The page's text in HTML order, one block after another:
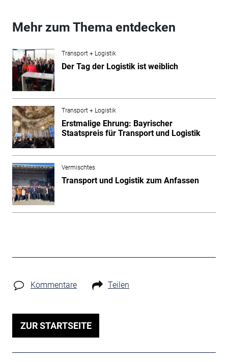
Mehr zum Thema entdecken
Transport + Logistik
Der Tag der Logistik ist weiblich
Transport + Logistik
Erstmalige Ehrung: Bayrischer
Staatspreis für Transport und Logistik
Vermischtes
Transport und Logistik zum Anfassen
Kommentare Teilen
ZUR STARTSEITE